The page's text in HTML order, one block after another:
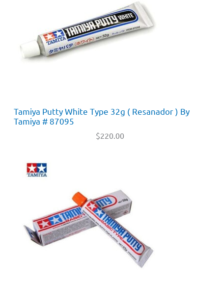
Tamiya Putty White Type 32g ( Resanador ) By
Tamiya # 87095
$220.00